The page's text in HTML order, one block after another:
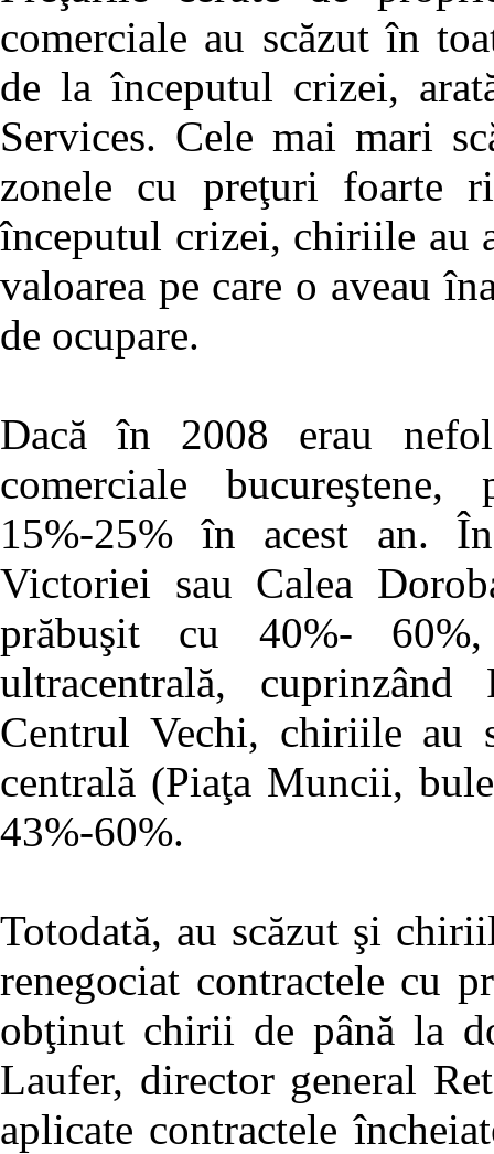
comerciale au scăzut în
de la începutul crizei,
Services. Cele mai mari
zonele cu preţuri foarte
începutul crizei, chiriile au
valoarea pe care o aveau
de ocupare.
Dacă în 2008 erau
comerciale
15%-25% în acest an.
Victoriei sau Calea
prăbuşit cu 40%-
ultracentrală,
Centrul Vechi, chiriile au
centrală (Piaţa Muncii,
43%-60%.
Totodată, au scăzut şi
renegociat contractele cu
obţinut chirii de până la
Laufer, director general
aplicate contractele